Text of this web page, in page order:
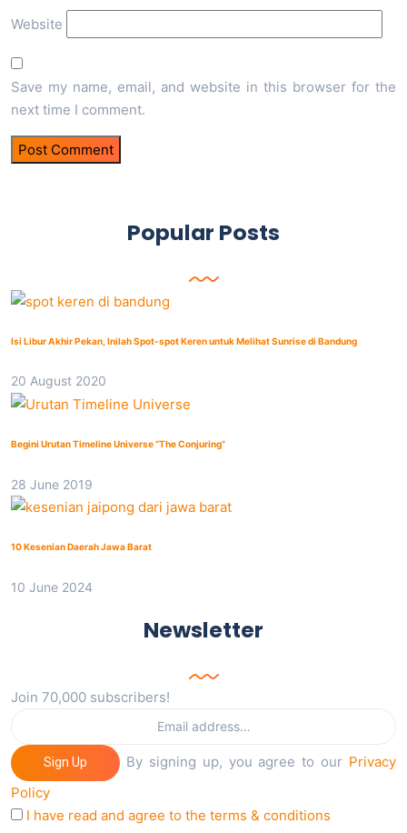
Website
Save my name, email, and website in this browser for the
next time I comment.
Popular Posts
Isi Libur Akhir Pekan, Inilah Spot-spot Keren untuk Melihat Sunrise di Bandung
20 August 2020
Begini Urutan Timeline Universe “The Conjuring”
28 June 2019
10 Kesenian Daerah Jawa Barat
10 June 2024
Newsletter
Join 70,000 subscribers!
Sign Up By signing up, you agree to our Privacy
Policy
I have read and agree to the terms & conditions